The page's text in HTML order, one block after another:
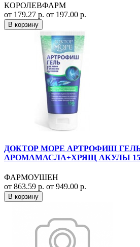
КОРОЛЕВФАРМ
от 179.27 р. от 197.00 р.
В корзину
ДОКТОР МОРЕ АРТРОФИШ
АРОМАМАСЛА+ХРЯЩ АКУЛЫ
ФАРМОУШЕН
от 863.59 р. от 949.00 р.
В корзину